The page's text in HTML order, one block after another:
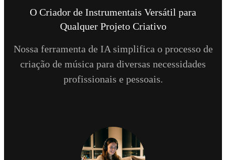
O Criador de Instrumentais Versátil para
Qualquer Projeto Criativo
Nossa ferramenta de IA simplifica o processo de
criação de música para diversas necessidades
profissionais e pessoais.